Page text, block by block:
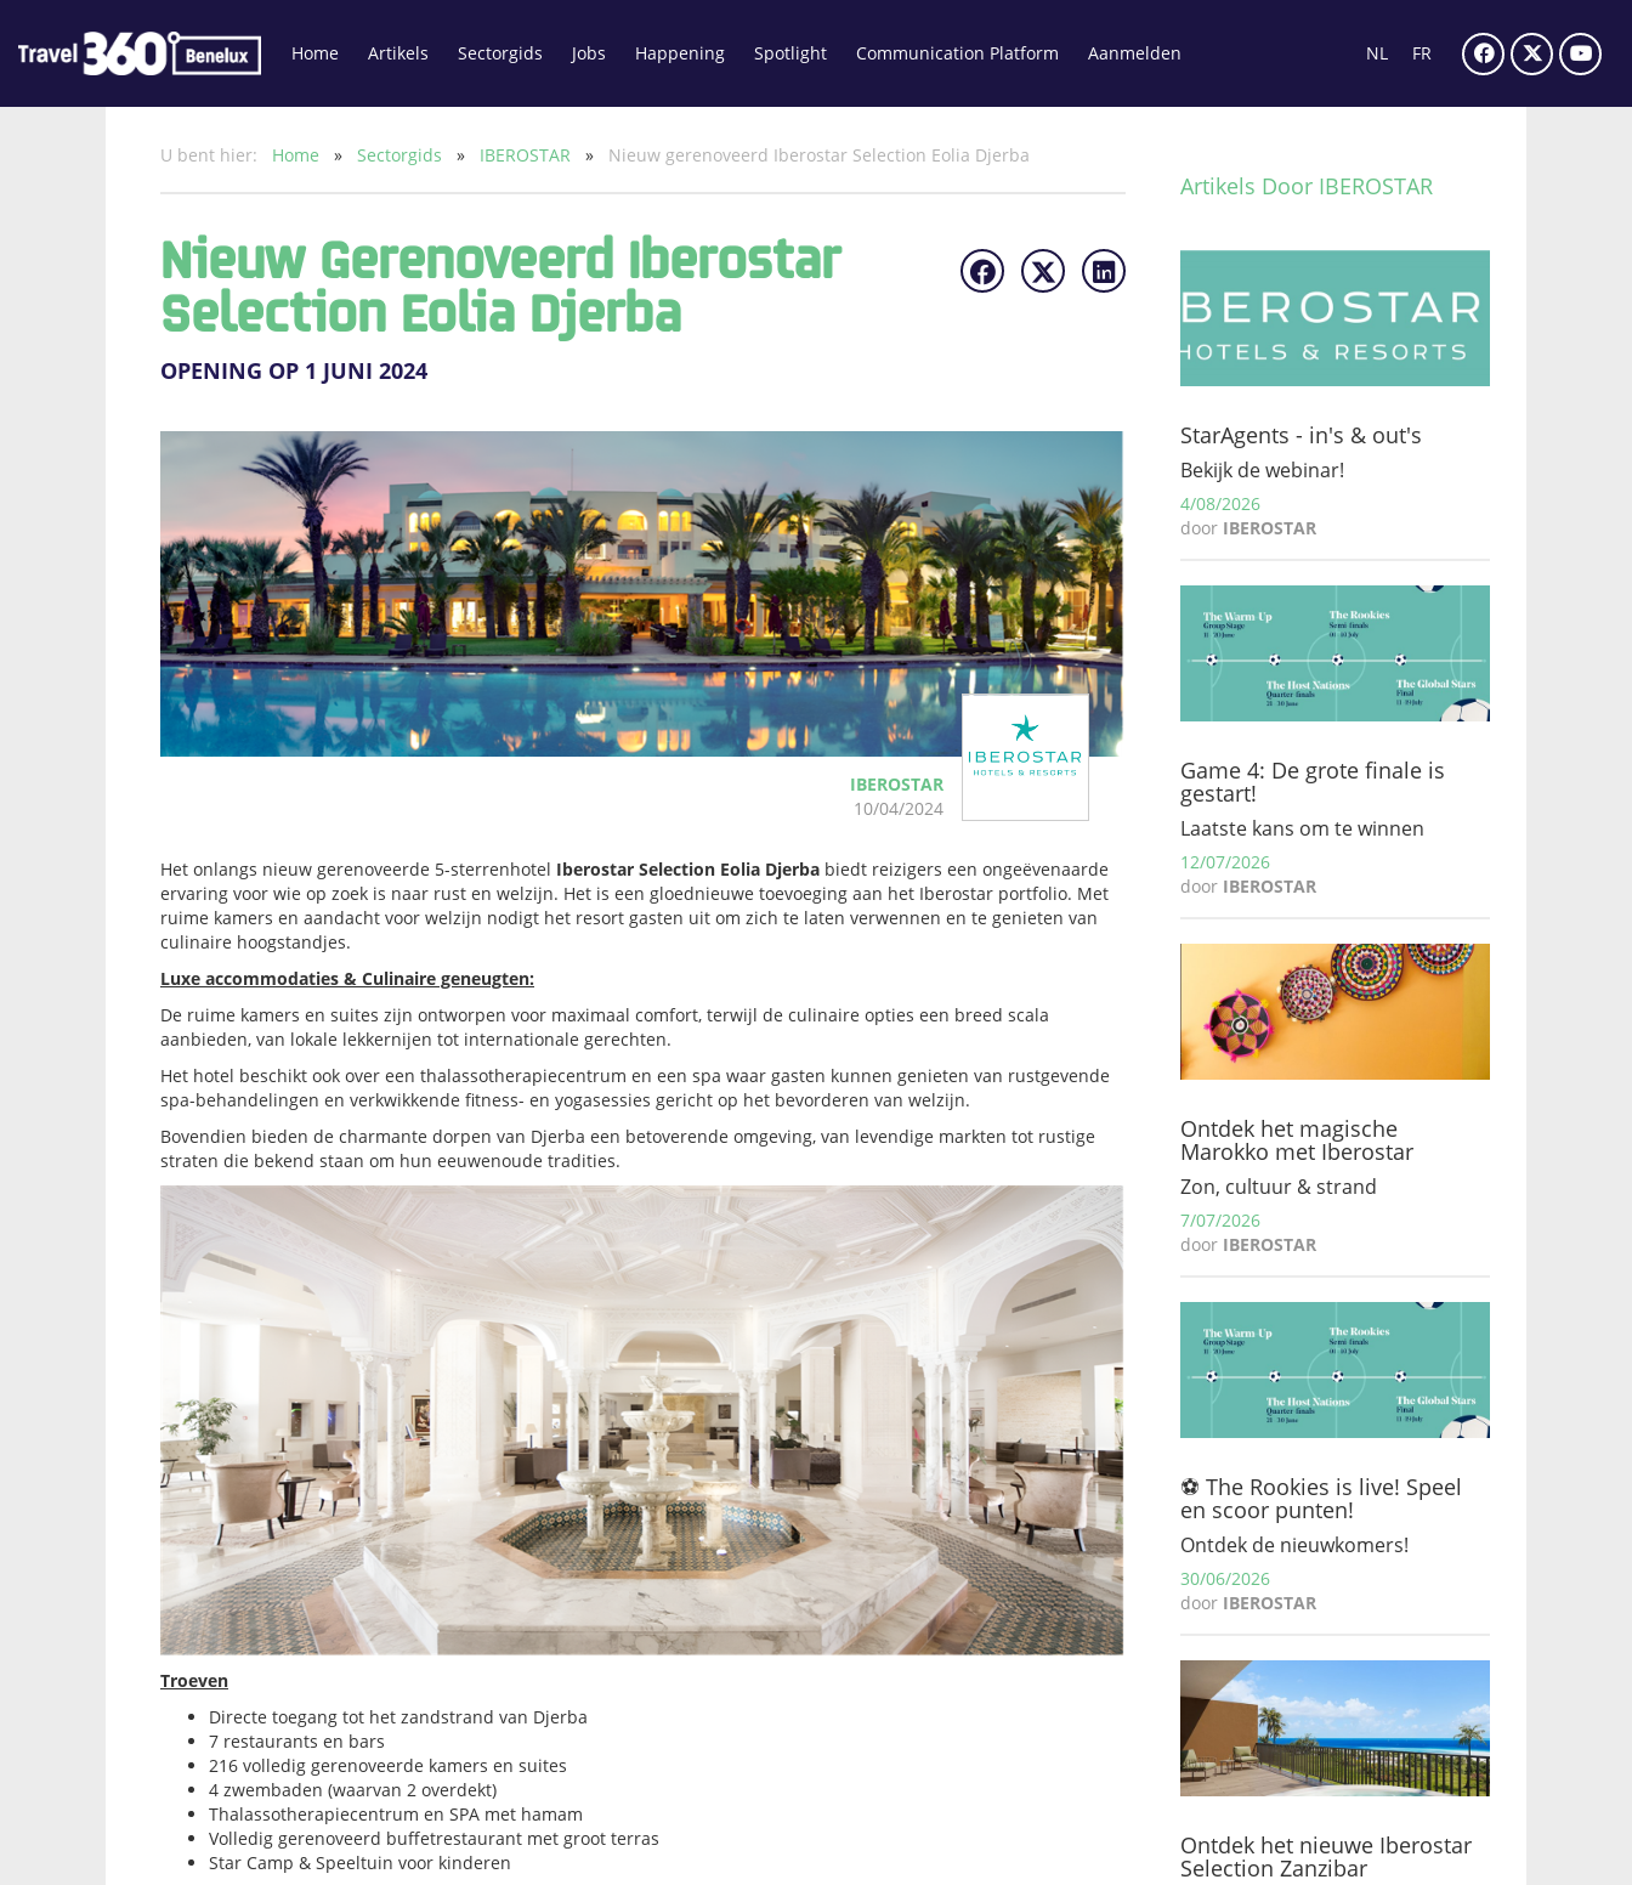
Home Artikels Sectorgids Jobs Happening Spotlight Communication Platform Aanmelden NL FR
U bent hier: Home » Sectorgids » IBEROSTAR » Nieuw gerenoveerd Iberostar Selection Eolia Djerba
Nieuw Gerenoveerd Iberostar
Selection Eolia Djerba
OPENING OP 1 JUNI 2024
IBEROSTAR
10/04/2024
Het onlangs nieuw gerenoveerde 5-sterrenhotel Iberostar Selection Eolia Djerba biedt reizigers een ongeëvenaarde
ervaring voor wie op zoek is naar rust en welzijn. Het is een gloednieuwe toevoeging aan het Iberostar portfolio. Met
ruime kamers en aandacht voor welzijn nodigt het resort gasten uit om zich te laten verwennen en te genieten van
culinaire hoogstandjes.
Luxe accommodaties & Culinaire geneugten:
De ruime kamers en suites zijn ontworpen voor maximaal comfort, terwijl de culinaire opties een breed scala
aanbieden, van lokale lekkernijen tot internationale gerechten.
Het hotel beschikt ook over een thalassotherapiecentrum en een spa waar gasten kunnen genieten van rustgevende
spa-behandelingen en verkwikkende fitness- en yogasessies gericht op het bevorderen van welzijn.
Bovendien bieden de charmante dorpen van Djerba een betoverende omgeving, van levendige markten tot rustige
straten die bekend staan om hun eeuwenoude tradities.
Troeven
Directe toegang tot het zandstrand van Djerba
7 restaurants en bars
216 volledig gerenoveerde kamers en suites
4 zwembaden (waarvan 2 overdekt)
Thalassotherapiecentrum en SPA met hamam
Volledig gerenoveerd buffetrestaurant met groot terras
Star Camp & Speeltuin voor kinderen
Artikels Door IBEROSTAR
StarAgents - in's & out's
Bekijk de webinar!
4/08/2026
door IBEROSTAR
Game 4: De grote finale is
gestart!
Laatste kans om te winnen
12/07/2026
door IBEROSTAR
Ontdek het magische
Marokko met Iberostar
Zon, cultuur & strand
7/07/2026
door IBEROSTAR
⚽ The Rookies is live! Speel
en scoor punten!
Ontdek de nieuwkomers!
30/06/2026
door IBEROSTAR
Ontdek het nieuwe Iberostar
Selection Zanzibar